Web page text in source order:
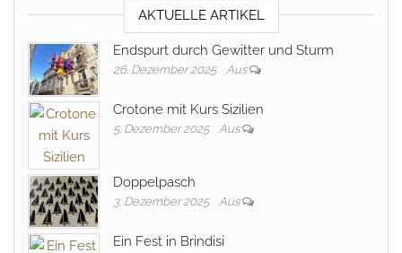
AKTUELLE ARTIKEL
Endspurt durch Gewitter und Sturm
26. Dezember 2025 Aus
Crotone mit Kurs Sizilien
5. Dezember 2025 Aus
Doppelpasch
3. Dezember 2025 Aus
Ein Fest in Brindisi